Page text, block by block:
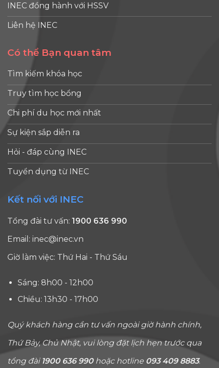
INEC đồng hành với HSSV
Liên hệ INEC
Có thể Bạn quan tâm
Tìm kiếm khóa học
Truy tìm học bổng
Chi phí du học mới nhất
Sự kiện sắp diễn ra
Hỏi - đáp cùng INEC
Tuyển dụng từ INEC
Kết nối với INEC
Tổng đài tư vấn: 1900 636 990
Email: inec@inec.vn
Giờ làm việc: Thứ Hai - Thứ Sáu
Sáng: 8h00 - 12h00
Chiều: 13h30 - 17h00
Quý khách hàng cần tư vấn ngoài giờ hành chính,
Thứ Bảy, Chủ Nhật, vui lòng đặt lịch hẹn trước qua
tổng đài 1900 636 990hoặc hotline 093 409 8883.